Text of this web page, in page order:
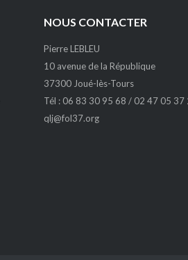
NOUS CONTACTER
Pierre LEBLEU
10 avenue de la République
37300 Joué-lès-Tours
Tél : 06 83 30 95 68 / 02 47 05 37
qlj@fol37.org